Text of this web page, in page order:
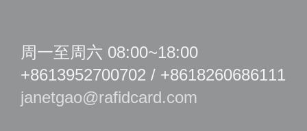
周一至周六 08:00~18:00
+8613952700702 / +8618260686111
janetgao@rafidcard.com